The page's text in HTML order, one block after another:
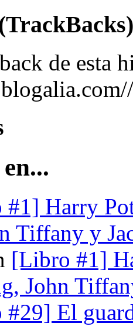
de esta
Harry
Tiffany y
[Libro #1]
John
El